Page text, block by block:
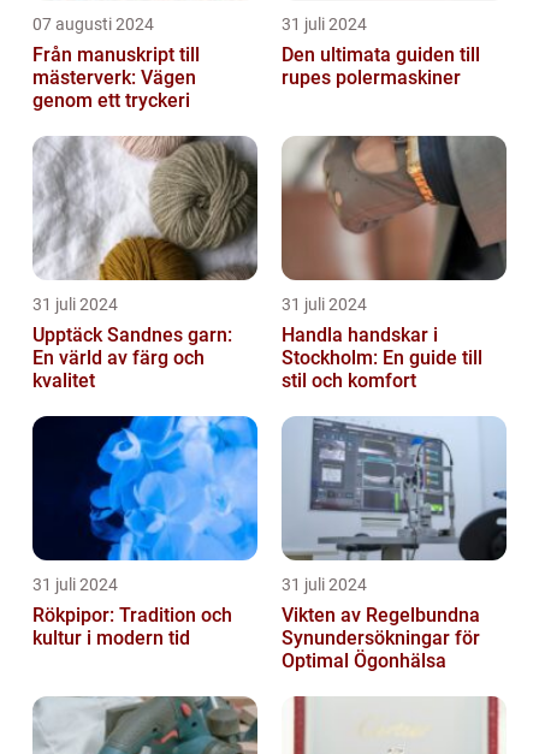
07 augusti 2024
Från manuskript till
mästerverk: Vägen
genom ett tryckeri
31 juli 2024
Den ultimata guiden till
rupes polermaskiner
31 juli 2024
Upptäck Sandnes garn:
En värld av färg och
kvalitet
31 juli 2024
Handla handskar i
Stockholm: En guide till
stil och komfort
31 juli 2024
Rökpipor: Tradition och
kultur i modern tid
31 juli 2024
Vikten av Regelbundna
Synundersökningar för
Optimal Ögonhälsa